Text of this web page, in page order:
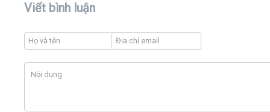
Viết bình luận